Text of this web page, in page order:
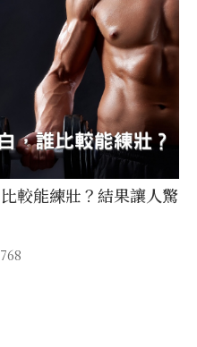
較能練壯？結果讓人驚